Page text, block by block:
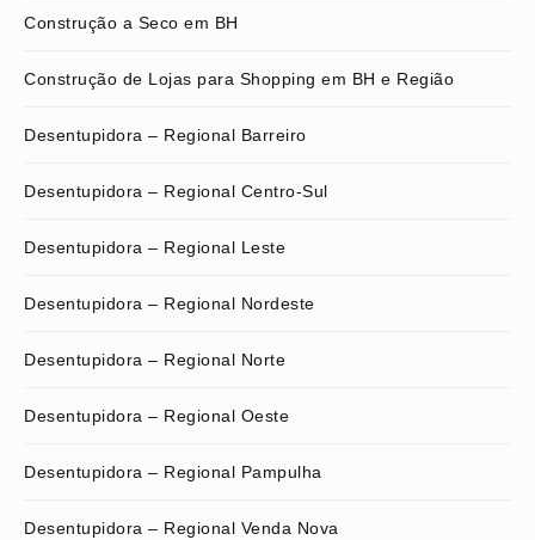
Construção a Seco em BH
Construção de Lojas para Shopping em BH e Região
Desentupidora – Regional Barreiro
Desentupidora – Regional Centro-Sul
Desentupidora – Regional Leste
Desentupidora – Regional Nordeste
Desentupidora – Regional Norte
Desentupidora – Regional Oeste
Desentupidora – Regional Pampulha
Desentupidora – Regional Venda Nova